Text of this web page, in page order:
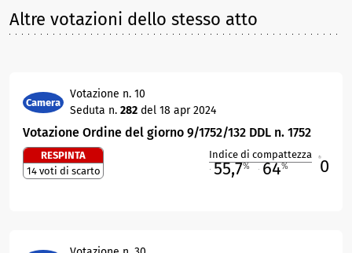
Altre votazioni dello stesso atto
Camera
Votazione n. 10
Seduta n. 282 del 18 apr 2024
Votazione Ordine del giorno 9/1752/132 DDL n. 1752
RESPINTA
14 voti di scarto
Indice di compattezza
55,7% 64% 0